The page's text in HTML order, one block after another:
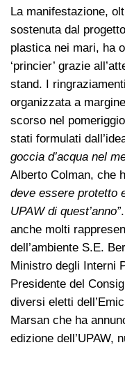
La manifestazione,
sostenuta dal progetto
plastica nei mari, ha
‘princier’ grazie
stand. I
organizzata a
scorso nel
stati formulati
goccia d’acqua nel
Alberto Colman, che
deve essere protetto
UPAW di quest’anno”
anche molti
dell’ambiente S.E.
Ministro degli Interni
Presidente del
diversi eletti
Marsan che ha
edizione dell’UPAW,